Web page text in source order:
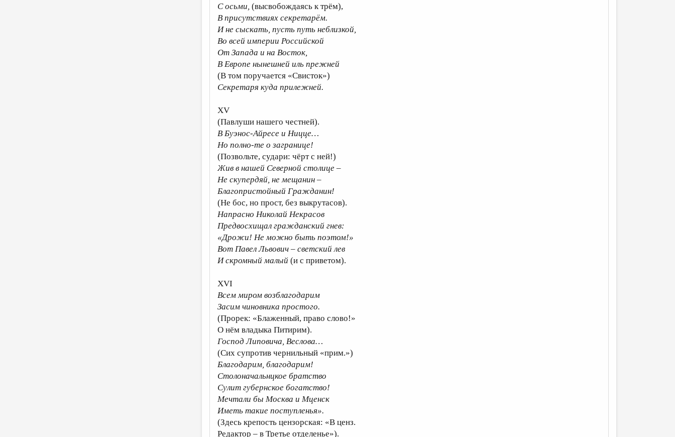
С осьми, (высвобождаясь к трём),
В присутствиях секретарём.
И не сыскать, пусть путь неблизкой,
Во всей империи Российской
От Запада и на Восток,
В Европе нынешней иль прежней
(В том поручается «Свисток»)
Секретаря куда прилежней.
XV
(Павлуши нашего честней).
В Буэнос-Айресе и Ницце…
Но полно-те о загранице!
(Позвольте, судари: чёрт с ней!)
Жив в нашей Северной столице –
Не скупердяй, не мещанин –
Благопристойный Гражданин!
(Не бос, но прост, без выкрутасов).
Напрасно Николай Некрасов
Предвосхищал гражданский гнев:
«Дрожи! Не можно быть поэтом!»
Вот Павел Львович – светский лев
И скромный малый (и с приветом).
XVI
Всем миром возблагодарим
Засим чиновника простого.
(Прорек: «Блаженный, право слово!»
О нём владыка Питирим).
Господ Липовича, Веслова…
(Сих супротив чернильный «прим.»)
Благодарим, благодарим!
Столоначальнцкое братство
Сулит губернское богатство!
Мечтали бы Москва и Мценск
Иметь такие поступленья».
(Здесь крепость цензорская: «В ценз.
Редактор – в Третье отделенье»).